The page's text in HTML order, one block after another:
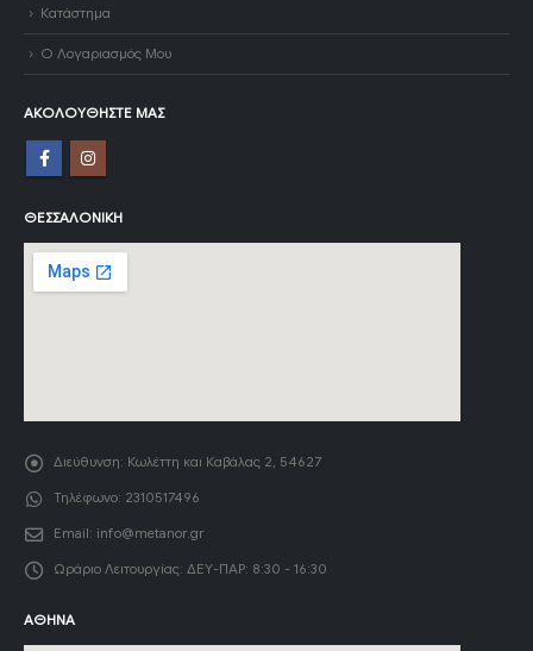
Κατάστημα
Ο Λογαριασμός Μου
ΑΚΟΛΟΥΘΉΣΤΕ ΜΑΣ
ΘΕΣΣΑΛΟΝΊΚΗ
Διεύθυνση: Κωλέττη και Καβάλας 2, 54627
Τηλέφωνο: 2310517496
Email: info@metanor.gr
Ωράριο Λειτουργίας: ΔΕΥ-ΠΑΡ: 8:30 - 16:30
ΑΘΉΝΑ